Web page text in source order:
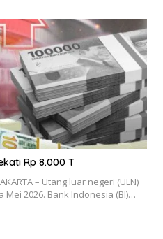
Rp 8.000 T
– Utang luar negeri (ULN)
Mei 2026. Bank Indonesia (BI)…